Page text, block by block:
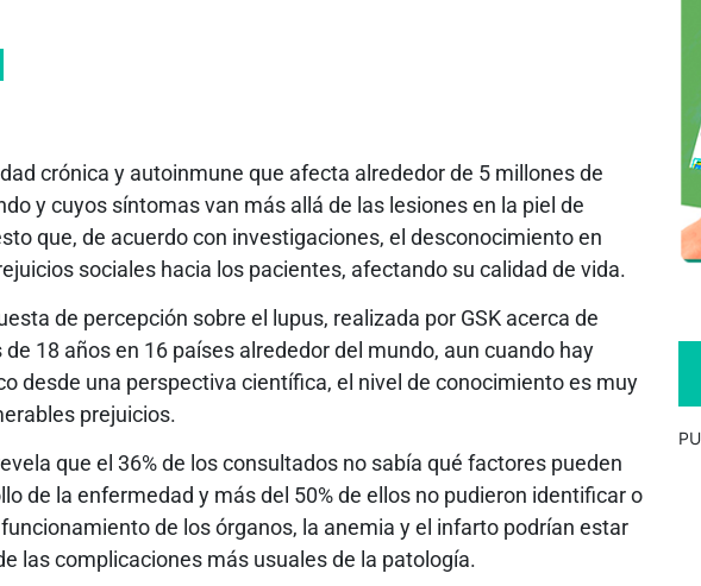
crónica y autoinmune que afecta alrededor de 5 millones de
y cuyos síntomas van más allá de las lesiones en la piel de
que, de acuerdo con investigaciones, el desconocimiento en
sociales hacia los pacientes, afectando su calidad de vida.
de percepción sobre el lupus, realizada por GSK acerca de
18 años en 16 países alrededor del mundo, aun cuando hay
desde una perspectiva científica, el nivel de conocimiento es muy
prejuicios.
que el 36% de los consultados no sabía qué factores pueden
de la enfermedad y más del 50% de ellos no pudieron identificar o
de los órganos, la anemia y el infarto podrían estar
las complicaciones más usuales de la patología.